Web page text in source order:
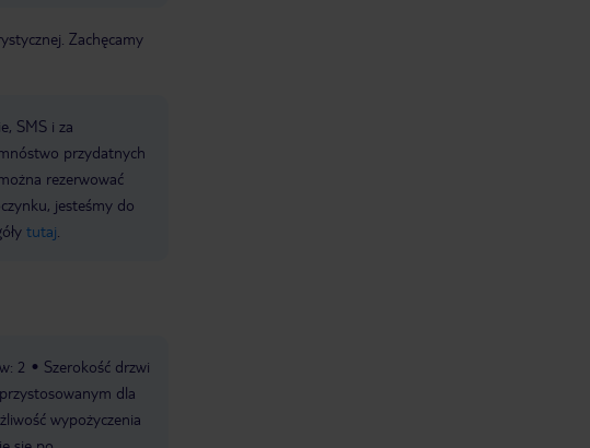
Zachęcamy
SMS i za
przydatnych
rezerwować
jesteśmy do
tutaj
2
Szerokość drzwi
dla
wypożyczenia